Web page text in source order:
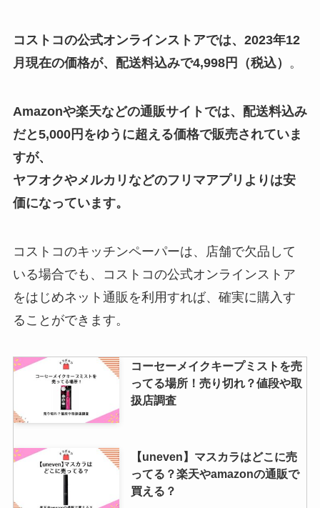
イサムノグチakariが生産終了？な
ぜ？人気の理由は？取扱店や正規
お香立てはダイソーやセリアなど
安全に持ち運ぶには？
コストコの公式オンラインストアでは、2023年12
月現在の価格が、配送料込みで4,998円（税込）
。
Amazonや楽天などの通販サイトでは、配送料込み
だと5,000円をゆうに超える価格で販売されていま
すが、
ヤフオクやメルカリなどのフリマアプリよりは安
価になっています。
コストコのキッチンペーパーは、店舗で欠品して
いる場合でも、コストコの公式オンラインストア
をはじめネット通販を利用すれば、確実に購入す
ることができます。
コーセーメイクキープミストを売
ってる場所！売り切れ？値段や取
扱店調査
【uneven】マスカラはどこに売
ってる？楽天やamazonの通販で
買える？